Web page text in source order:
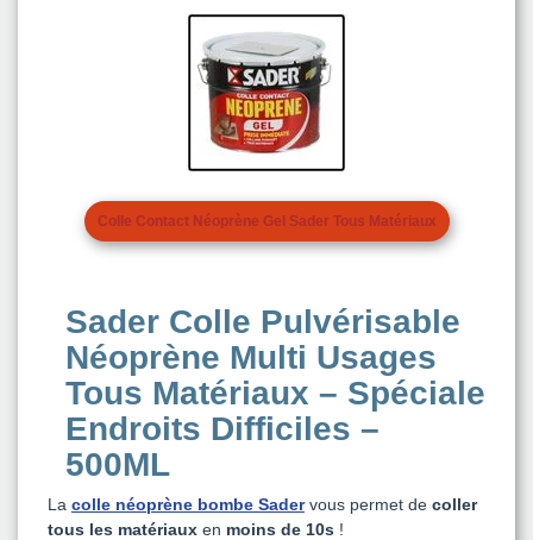
Colle Contact Néoprène Gel Sader Tous Matériaux
Sader Colle Pulvérisable
Néoprène Multi Usages
Tous Matériaux – Spéciale
Endroits Difficiles –
500ML
La colle néoprène bombe Sadervous permet de coller
tous les matériaux en moins de 10s !